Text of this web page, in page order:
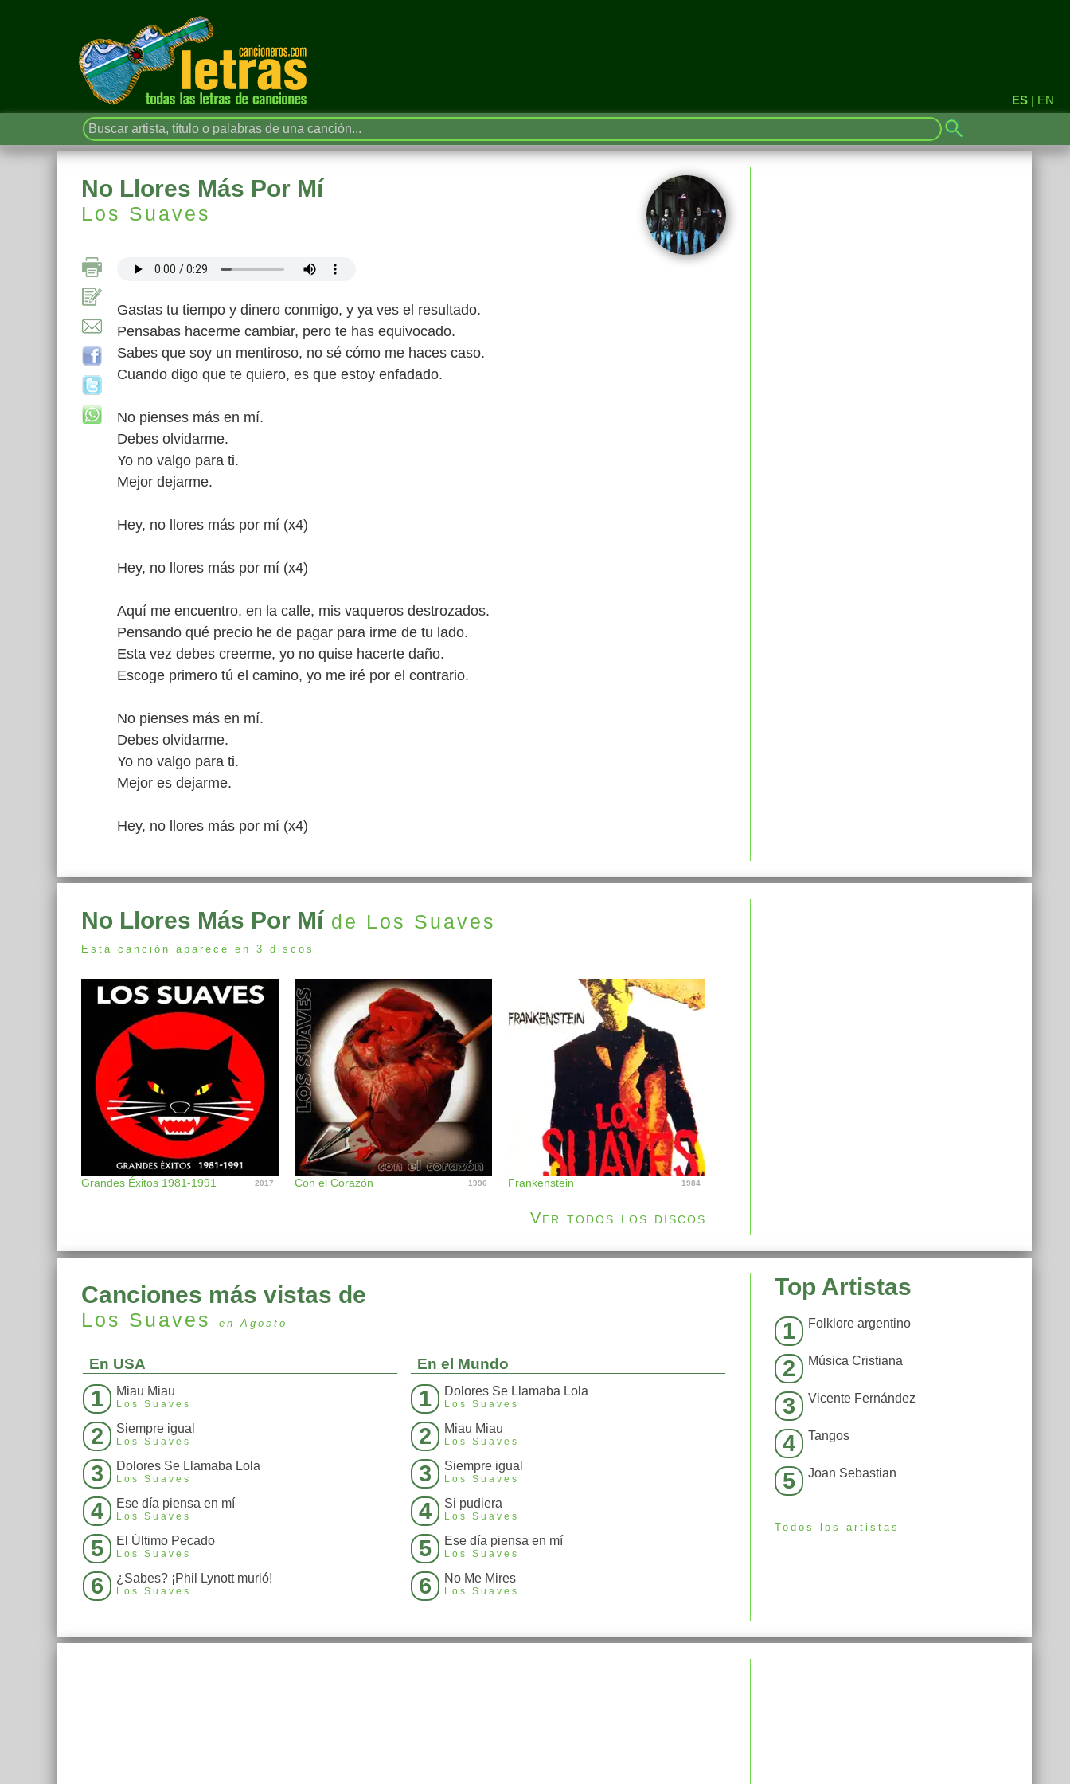
ES | EN
No Llores Más Por Mí
Los Suaves
Gastas tu tiempo y dinero conmigo, y ya ves el resultado.
Pensabas hacerme cambiar, pero te has equivocado.
Sabes que soy un mentiroso, no sé cómo me haces caso.
Cuando digo que te quiero, es que estoy enfadado.
No pienses más en mí.
Debes olvidarme.
Yo no valgo para ti.
Mejor dejarme.
Hey, no llores más por mí (x4)
Hey, no llores más por mí (x4)
Aquí me encuentro, en la calle, mis vaqueros destrozados.
Pensando qué precio he de pagar para irme de tu lado.
Esta vez debes creerme, yo no quise hacerte daño.
Escoge primero tú el camino, yo me iré por el contrario.
No pienses más en mí.
Debes olvidarme.
Yo no valgo para ti.
Mejor es dejarme.
Hey, no llores más por mí (x4)
No Llores Más Por Mí de Los Suaves
Esta canción aparece en 3 discos
Grandes Éxitos 1981-1991 2017 Con el Corazón 1996 Frankenstein 1984
Ver todos los discos
Canciones más vistas de
Los Suaves en Agosto
En USA
1 Miau Miau
Los Suaves
2 Siempre igual
Los Suaves
3 Dolores Se Llamaba Lola
Los Suaves
4 Ese día piensa en mí
Los Suaves
5 El Último Pecado
Los Suaves
6 ¿Sabes? ¡Phil Lynott murió!
Los Suaves
En el Mundo
1 Dolores Se Llamaba Lola
Los Suaves
2 Miau Miau
Los Suaves
3 Siempre igual
Los Suaves
4 Si pudiera
Los Suaves
5 Ese día piensa en mí
Los Suaves
6 No Me Mires
Los Suaves
Top Artistas
1 Folklore argentino
2 Música Cristiana
3 Vicente Fernández
4 Tangos
5 Joan Sebastian
Todos los artistas